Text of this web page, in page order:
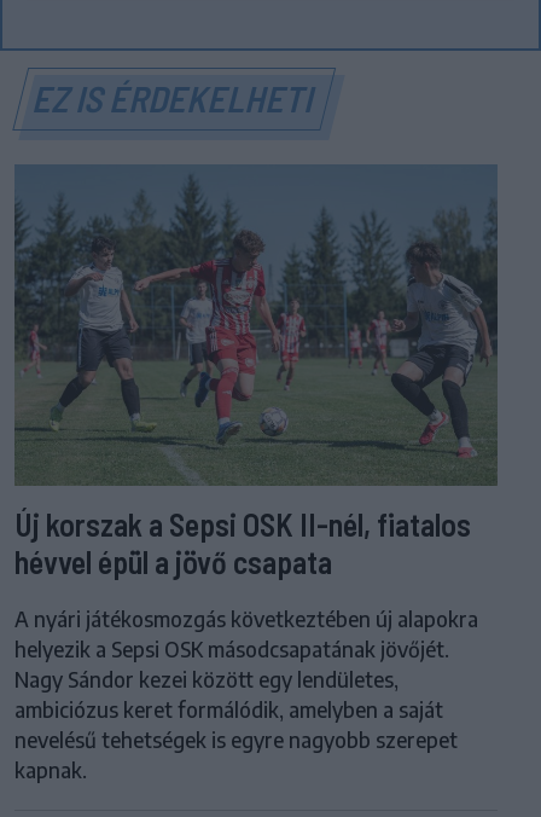
EZ IS ÉRDEKELHETI
Új korszak a Sepsi OSK II-nél, fiatalos
hévvel épül a jövő csapata
A nyári játékosmozgás következtében új alapokra
helyezik a Sepsi OSK másodcsapatának jövőjét.
Nagy Sándor kezei között egy lendületes,
ambiciózus keret formálódik, amelyben a saját
nevelésű tehetségek is egyre nagyobb szerepet
kapnak.